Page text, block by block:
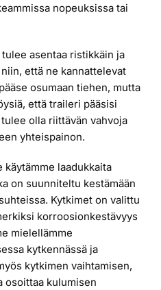
nopeuksissa tai
asentaa ristikkäin ja
että ne kannattelevat
osumaan tiehen, mutta
että traileri pääsisi
olla riittävän vahvoja
yhteispainon.
laadukkaita
on suunniteltu kestämään
Kytkimet on valittu
korroosionkestävyys
mielellämme
kytkennässä ja
kytkimen vaihtamisen,
osoittaa kulumisen